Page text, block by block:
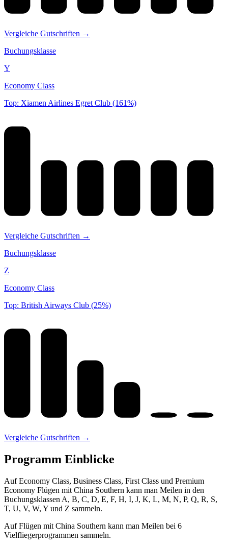
Vergleiche Gutschriften →
Buchungsklasse
Y
Economy Class
Top: Xiamen Airlines Egret Club (161%)
Vergleiche Gutschriften →
Buchungsklasse
Z
Economy Class
Top: British Airways Club (25%)
Vergleiche Gutschriften →
Programm Einblicke
Auf Economy Class, Business Class, First Class und Premium
Economy Flügen mit China Southern kann man Meilen in den
Buchungsklassen A, B, C, D, E, F, H, I, J, K, L, M, N, P, Q, R, S,
T, U, V, W, Y und Z sammeln.
Auf Flügen mit China Southern kann man Meilen bei 6
Vielfliegerprogrammen sammeln.